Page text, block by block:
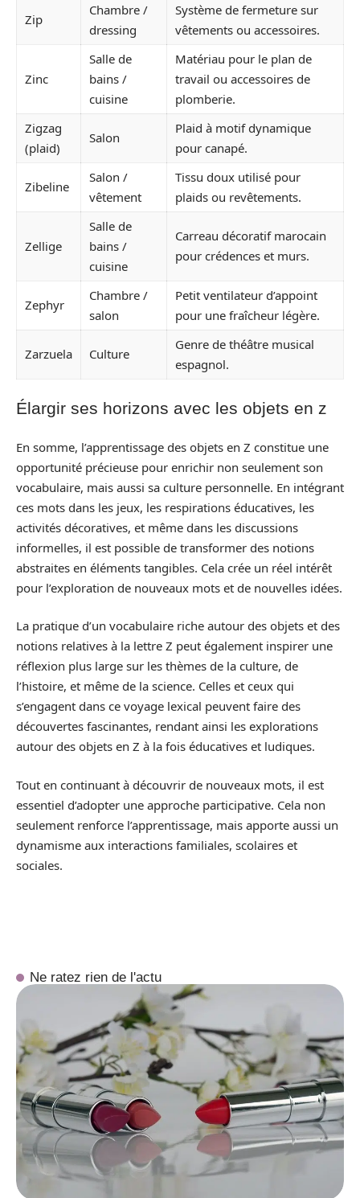
Zip
Chambre /
dressing
Système de fermeture sur
vêtements ou accessoires.
Zinc
Salle de
bains /
cuisine
Matériau pour le plan de
travail ou accessoires de
plomberie.
Zigzag
(plaid)
Salon
Plaid à motif dynamique
pour canapé.
Zibeline
Salon /
vêtement
Tissu doux utilisé pour
plaids ou revêtements.
Zellige
Salle de
bains /
cuisine
Carreau décoratif marocain
pour crédences et murs.
Zephyr
Chambre /
salon
Petit ventilateur d’appoint
pour une fraîcheur légère.
Zarzuela Culture
Genre de théâtre musical
espagnol.
Élargir ses horizons avec les objets en z
En somme, l’apprentissage des objets en Z constitue une
opportunité précieuse pour enrichir non seulement son
vocabulaire, mais aussi sa culture personnelle. En intégrant
ces mots dans les jeux, les respirations éducatives, les
activités décoratives, et même dans les discussions
informelles, il est possible de transformer des notions
abstraites en éléments tangibles. Cela crée un réel intérêt
pour l’exploration de nouveaux mots et de nouvelles idées.
La pratique d’un vocabulaire riche autour des objets et des
notions relatives à la lettre Z peut également inspirer une
réflexion plus large sur les thèmes de la culture, de
l’histoire, et même de la science. Celles et ceux qui
s’engagent dans ce voyage lexical peuvent faire des
découvertes fascinantes, rendant ainsi les explorations
autour des objets en Z à la fois éducatives et ludiques.
Tout en continuant à découvrir de nouveaux mots, il est
essentiel d’adopter une approche participative. Cela non
seulement renforce l’apprentissage, mais apporte aussi un
dynamisme aux interactions familiales, scolaires et
sociales.
Ne ratez rien de l'actu